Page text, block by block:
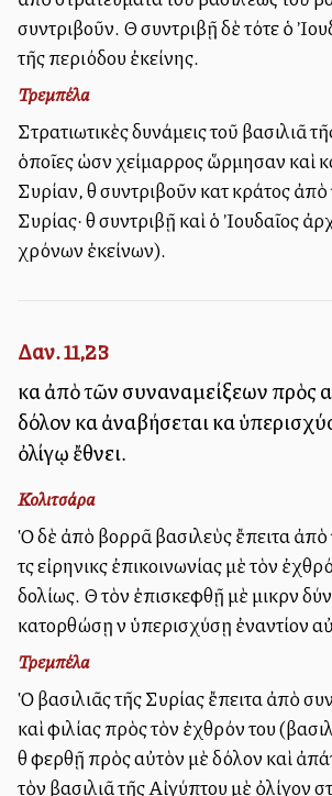
συντριβοῦν. Θὰ συντριβῇ δὲ τότε ὁ
τῆς περιόδου ἐκείνης.
Τρεμπέλα
Στρατιωτικὲς δυνάμεις τοῦ βασιλιᾶ
ὁποῖες ὡσὰν χείμαρρος ὥρμησαν καὶ
Συρίαν, θὰ συντριβοῦν κατὰ κράτος
Συρίας· θὰ συντριβῇ καὶ ὁ Ἰουδαῖος
χρόνων ἐκείνων).
Δαν. 11,23
καὶ ἀπὸ τῶν συναναμείξεων πρὸς
δόλον καὶ ἀναβήσεται καὶ
ὀλίγῳ ἔθνει.
Κολιτσάρα
Ὁ δὲ ἀπὸ βορρᾶ βασιλεὺς ἔπειτα ἀπὸ
τὰς εἰρηνικὰς ἐπικοινωνίας μὲ τὸν
δολίως. Θὰ τὸν ἐπισκεφθῇ μὲ μικρὰν
κατορθώσῃ νὰ ὑπερισχύσῃ ἐναντίον
Τρεμπέλα
Ὁ βασιλιᾶς τῆς Συρίας ἔπειτα ἀπὸ
καὶ φιλίας πρὸς τὸν ἐχθρόν του
θὰ φερθῇ πρὸς αὐτὸν μὲ δόλον καὶ
τὸν βασιλιᾶ τῆς Αἰγύπτου μὲ ὀλίγον